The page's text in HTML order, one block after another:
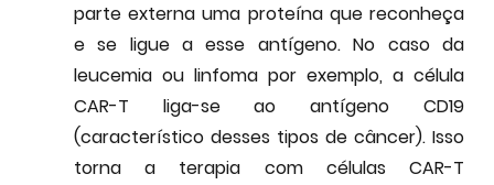
parte externa uma proteína que reconheça
e se ligue a esse antígeno. No caso da
leucemia ou linfoma por exemplo, a célula
CAR-T liga-se ao antígeno CD19
(característico desses tipos de câncer). Isso
torna a terapia com células CAR-T